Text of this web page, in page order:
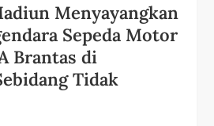
Menyayangkan
Sepeda Motor
Brantas di
Tidak